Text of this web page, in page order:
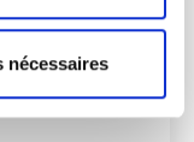
nécessaires
média de